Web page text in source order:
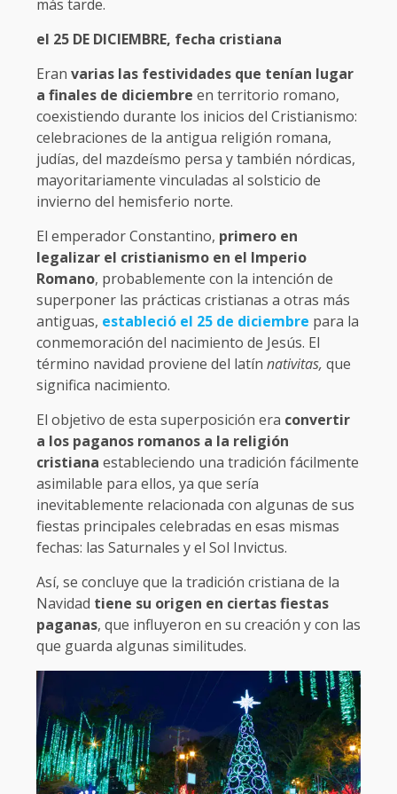
más tarde.
el 25 DE DICIEMBRE, fecha cristiana
Eran varias las festividades que tenían lugar
a finales de diciembre en territorio romano,
coexistiendo durante los inicios del Cristianismo:
celebraciones de la antigua religión romana,
judías, del mazdeísmo persa y también nórdicas,
mayoritariamente vinculadas al solsticio de
invierno del hemisferio norte.
El emperador Constantino, primero en
legalizar el cristianismo en el Imperio
Romano, probablemente con la intención de
superponer las prácticas cristianas a otras más
antiguas, estableció el 25 de diciembre para la
conmemoración del nacimiento de Jesús. El
término navidad proviene del latín nativitas, que
significa nacimiento.
El objetivo de esta superposición era convertir
a los paganos romanos a la religión
cristiana estableciendo una tradición fácilmente
asimilable para ellos, ya que sería
inevitablemente relacionada con algunas de sus
fiestas principales celebradas en esas mismas
fechas: las Saturnales y el Sol Invictus.
Así, se concluye que la tradición cristiana de la
Navidad tiene su origen en ciertas fiestas
paganas, que influyeron en su creación y con las
que guarda algunas similitudes.